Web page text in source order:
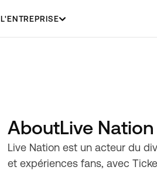
L'ENTREPRISE
AboutLive Nation
Live Nation est un acteur du
et expériences fans, avec